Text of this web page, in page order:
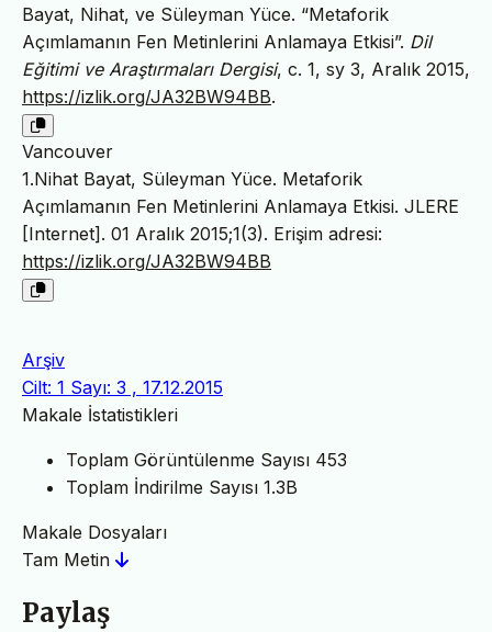
Bayat, Nihat, ve Süleyman Yüce. “Metaforik
Açımlamanın Fen Metinlerini Anlamaya Etkisi”. Dil
Eğitimi ve Araştırmaları Dergisi, c. 1, sy 3, Aralık 2015,
https://izlik.org/JA32BW94BB.
Vancouver
1.Nihat Bayat, Süleyman Yüce. Metaforik
Açımlamanın Fen Metinlerini Anlamaya Etkisi. JLERE
[Internet]. 01 Aralık 2015;1(3). Erişim adresi:
https://izlik.org/JA32BW94BB
Arşiv
Cilt: 1 Sayı: 3 , 17.12.2015
Makale İstatistikleri
Toplam Görüntülenme Sayısı 453
Toplam İndirilme Sayısı 1.3B
Makale Dosyaları
Tam Metin
Paylaş